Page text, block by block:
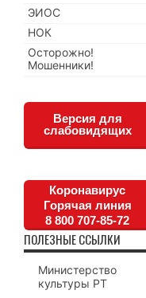
ЭИОС
НОК
Осторожно!
Мошенники!
Версия для
слабовидящих
Коронавирус
Горячая линия
8 800 707-85-72
ПОЛЕЗНЫЕ ССЫЛКИ
Министерство
культуры РТ